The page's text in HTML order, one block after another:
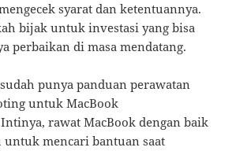
syarat dan ketentuannya.
bijak untuk investasi yang bisa
perbaikan di masa mendatang.
punya panduan perawatan
untuk MacBook
rawat MacBook dengan baik
untuk mencari bantuan saat